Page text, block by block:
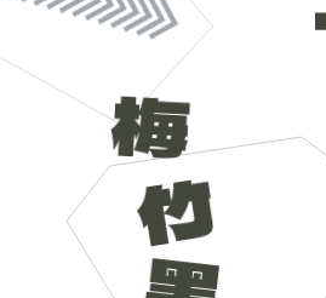
梅
竹